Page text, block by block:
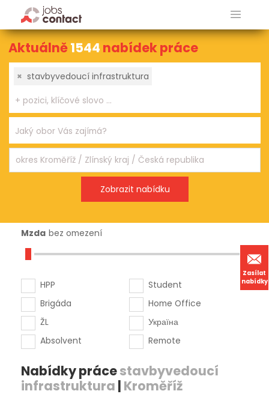
Zasílat
nabídky
Aktuálně1544 nabídek práce
× stavbyvedoucí infrastruktura
Mzda bez omezení
HPP
Brigáda
ŽL
Absolvent
Student
Home Office
Україна
Remote
Nabídky prácestavbyvedoucí
infrastruktura | Kroměříž